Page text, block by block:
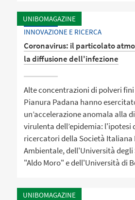
UNIBOMAGAZINE
INNOVAZIONE E RICERCA
Coronavirus: il particolato
la diffusione dell'infezione
Alte concentrazioni di polveri
Pianura Padana hanno
un’accelerazione anomala alla
virulenta dell’epidemia: l'ipotesi
ricercatori della Società Italiana
Ambientale, dell'Università degli
"Aldo Moro" e dell'Università di
UNIBOMAGAZINE